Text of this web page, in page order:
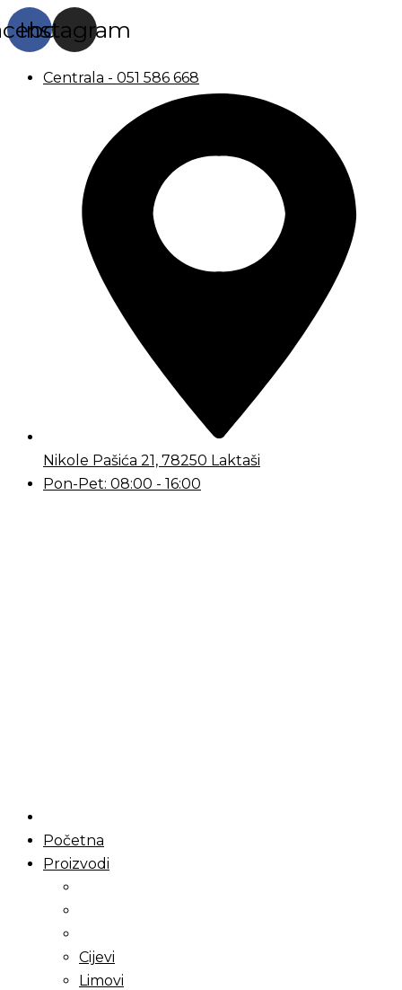
Instagram
Centrala - 051 586 668
Nikole Pašića 21, 78250 Laktaši
Pon-Pet: 08:00 - 16:00
Početna
Proizvodi
Cijevi
Limovi